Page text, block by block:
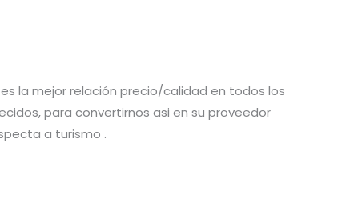
la mejor relación precio/calidad en todos los
para convertirnos asi en su proveedor
a turismo .